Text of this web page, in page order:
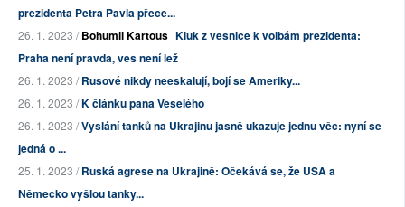
prezidenta Petra Pavla přece...
26. 1. 2023 /Bohumil Kartous Kluk z vesnice k volbám prezidenta:
Praha není pravda, ves není lež
26. 1. 2023 /Rusové nikdy neeskalují, bojí se Ameriky...
26. 1. 2023 /K článku pana Veselého
26. 1. 2023 /Vyslání tanků na Ukrajinu jasně ukazuje jednu věc: nyní se
jedná o ...
25. 1. 2023 /Ruská agrese na Ukrajině: Očekává se, že USA a
Německo vyšlou tanky...